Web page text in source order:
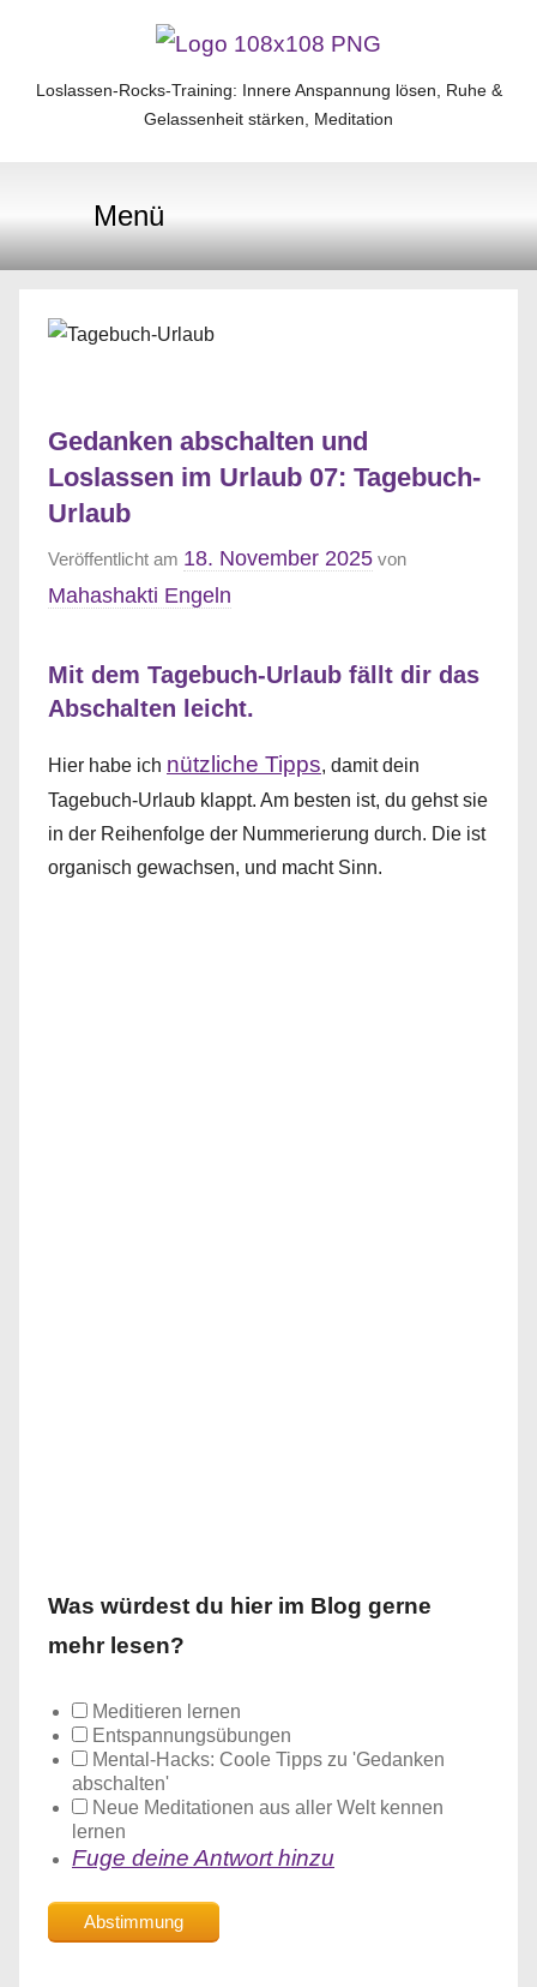
springen
Loslassen-
Training
Loslassen-Rocks-Training: Innere Anspannung lösen, Ruhe &
Gelassenheit stärken, Meditation
Menü
Gedanken abschalten und
Loslassen im Urlaub 07: Tagebuch-
Urlaub
Veröffentlicht am 18. November 2025 von
Mahashakti Engeln
Mit dem Tagebuch-Urlaub fällt dir das
Abschalten leicht.
Hier habe ich nützliche Tipps, damit dein
Tagebuch-Urlaub klappt. Am besten ist, du gehst sie
in der Reihenfolge der Nummerierung durch. Die ist
organisch gewachsen, und macht Sinn.
Was würdest du hier im Blog gerne
mehr lesen?
Meditieren lernen
Entspannungsübungen
Mental-Hacks: Coole Tipps zu 'Gedanken
abschalten'
Neue Meditationen aus aller Welt kennen
lernen
Fuge deine Antwort hinzu